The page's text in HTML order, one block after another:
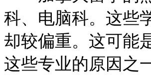
科、电脑科。这些
却较偏重。这可能
这些专业的原因之